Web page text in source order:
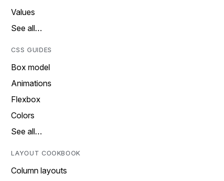
Values
See all…
CSS GUIDES
Box model
Animations
Flexbox
Colors
See all…
LAYOUT COOKBOOK
Column layouts